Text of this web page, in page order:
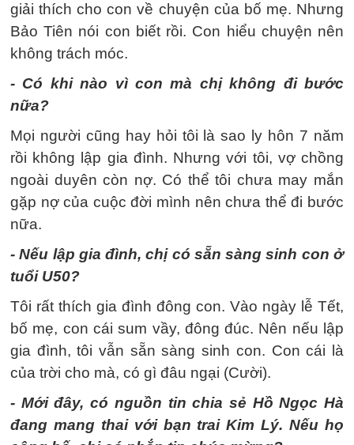
giải thích cho con về chuyện của bố mẹ. Nhưng
Bảo Tiên nói con biết rồi. Con hiểu chuyện nên
không trách móc.
- Có khi nào vì con mà chị không đi bước
nữa?
Mọi người cũng hay hỏi tôi là sao ly hôn 7 năm
rồi không lập gia đình. Nhưng với tôi, vợ chồng
ngoài duyên còn nợ. Có thể tôi chưa may mắn
gặp nợ của cuộc đời mình nên chưa thể đi bước
nữa.
- Nếu lập gia đình, chị có sẵn sàng sinh con ở
tuổi U50?
Tôi rất thích gia đình đông con. Vào ngày lễ Tết,
bố mẹ, con cái sum vầy, đông đúc. Nên nếu lập
gia đình, tôi vẫn sẵn sàng sinh con. Con cái là
của trời cho mà, có gì đâu ngại (Cười).
- Mới đây, có nguồn tin chia sẻ Hồ Ngọc Hà
đang mang thai với bạn trai Kim Lý. Nếu họ